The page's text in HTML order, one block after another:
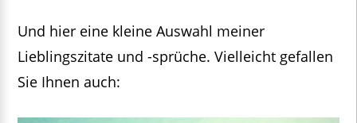
Und hier eine kleine Auswahl meiner
Lieblingszitate und -sprüche. Vielleicht gefallen
Sie Ihnen auch: